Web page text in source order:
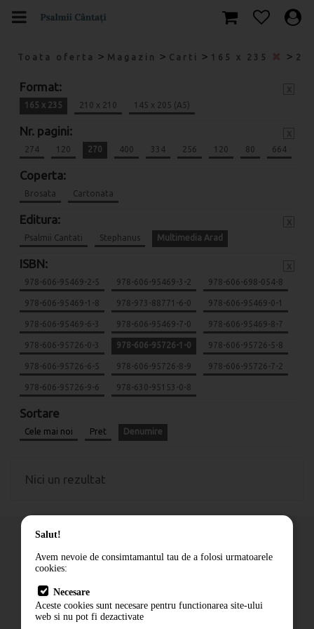
Toata oferta > Magazin > Carti > 165 x 235 >
Format:
165 x 235 210 x 210 145 x 205 (A5)
Nr. pagini:
274 120 270 400 334 256 120 80 664
Coperta:
Brosata Cartonata
Editura:
Psalmii Cantati Stephanus Multimedia Arad
ISBN:
978-606-95469-2-5 978-606-95469-3-2 978-606-698-054-8
978-606-95469-1-8 978-973-88771-6-0 978-606-95469-0-1
978-606-95469-6-3 978-606-95469-7-0 978-606-95469-8-7
978-606-95726-0-3 978-606-95726-1-0 978-606-95726-5-8
978-606-95726-6-5 978-606-95726-8-9 978-606-95726-7-2
978-606-95726-9-6 978-630-95153-0-8
Sortare
Cele mai noi Pret Denumire
Nici un rezultat
Cum comand
Livrare
Contact
Salut!
Avem nevoie de consimtamantul tau de a folosi urmatoarele
cookies:
Necesare
Aceste cookies sunt necesare pentru functionarea site-ului
web si nu pot fi dezactivate